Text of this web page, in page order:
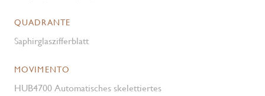
QUADRANTE
Saphirglaszifferblatt
MOVIMENTO
HUB4700 Automatisches skelettiertes